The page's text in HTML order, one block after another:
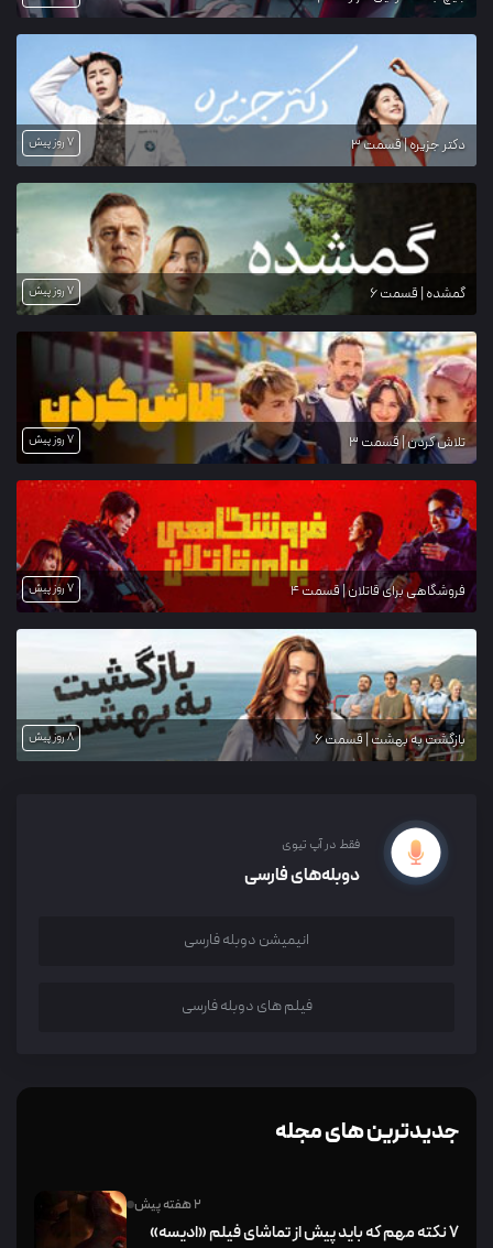
دکتر جزیره | قسمت 3 7 روز پیش
گمشده | قسمت 6 7 روز پیش
تلاش کردن | قسمت 3 7 روز پیش
فروشگاهی برای قاتلان | قسمت 4 7 روز پیش
بازگشت به بهشت | قسمت 6 8 روز پیش
فقط در آپ تیوی
دوبله‌های فارسی
انیمیشن دوبله فارسی
فیلم های دوبله فارسی
جدیدترین های مجله
2 هفته پیش
۷ نکته مهم که باید پیش از تماشای فیلم «ادیسه»